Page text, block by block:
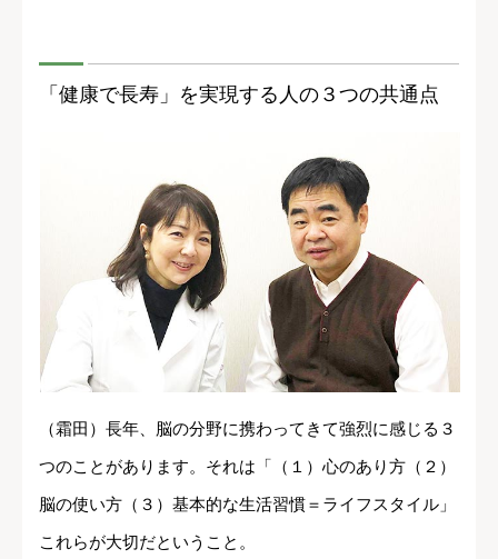
「健康で長寿」を実現する人の３つの共通点
（霜田）長年、脳の分野に携わってきて強烈に感じる３
つのことがあります。それは「（１）心のあり方（２）
脳の使い方（３）基本的な生活習慣＝ライフスタイル」
これらが大切だということ。